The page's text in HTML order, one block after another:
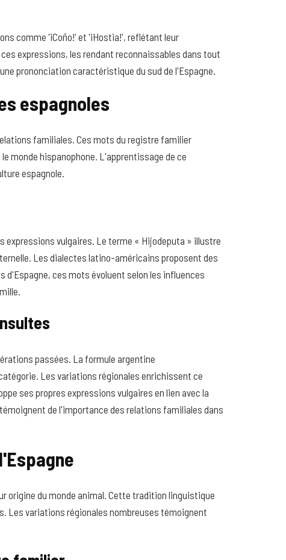
comme '¡Coño!' et '¡Hostia!', reflétant leur
expressions, les rendant reconnaissables dans tout
prononciation caractéristique du sud de l'Espagne.
espagnoles
familiales. Ces mots du registre familier
monde hispanophone. L'apprentissage de ce
espagnole.
vulgaires. Le terme « Hijodeputa » illustre
Les dialectes latino-américains proposent des
d'Espagne, ces mots évoluent selon les influences
passées. La formule argentine
Les variations régionales enrichissent ce
ses propres expressions vulgaires en lien avec la
de l'importance des relations familiales dans
origine du monde animal. Cette tradition linguistique
Les variations régionales nombreuses témoignent